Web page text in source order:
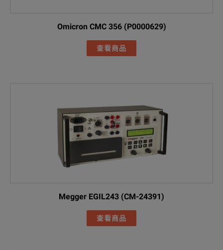
Omicron CMC 356 (P0000629)
查看商品
Megger EGIL243 (CM-24391)
查看商品